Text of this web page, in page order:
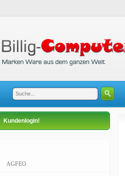
Kundenlogin!
AGFEO